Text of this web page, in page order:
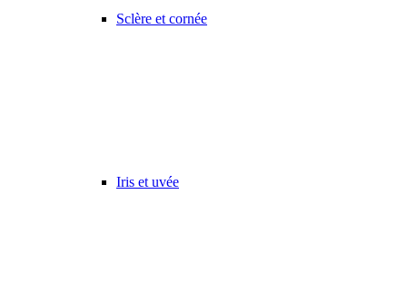
Sclère et cornée
Iris et uvée